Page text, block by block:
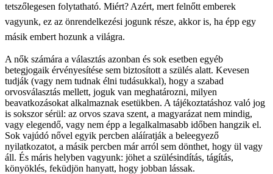
tetszőlegesen folytatható. Miért? Azért, mert felnőtt emberek
vagyunk, ez az önrendelkezési jogunk része, akkor is, ha épp egy
másik embert hozunk a világra.
A nők számára a választás azonban és sok esetben egyéb
betegjogaik érvényesítése sem biztosított a szülés alatt. Kevesen
tudják (vagy nem tudnak élni tudásukkal), hogy a szabad
orvosválasztás mellett, joguk van meghatározni, milyen
beavatkozásokat alkalmaznak esetükben. A tájékoztatáshoz való jog
is sokszor sérül: az orvos szava szent, a magyarázat nem mindig,
vagy elegendő, vagy nem épp a legalkalmasabb időben hangzik el.
Sok vajúdó nővel egyik percben aláíratják a beleegyező
nyilatkozatot, a másik percben már arról sem dönthet, hogy ül vagy
áll. És máris helyben vagyunk: jöhet a szülésindítás, tágítás,
könyöklés, feküdjön hanyatt, hogy jobban lássak.